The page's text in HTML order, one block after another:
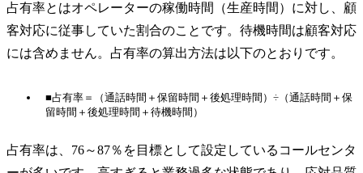
占有率とはオペレーターの稼働時間（生産時間）に対し、顧
客対応に従事していた割合のことです。待機時間は顧客対応
には含めません。占有率の算出方法は以下のとおりです。
■占有率＝（通話時間＋保留時間＋後処理時間）÷（通話時間＋保
留時間＋後処理時間＋待機時間）
占有率は、76～87％を目標として設定しているコールセンタ